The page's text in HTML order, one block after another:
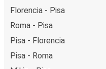
Florencia - Pisa
Roma - Pisa
Pisa - Florencia
Pisa - Roma